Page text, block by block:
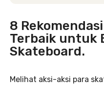
8
Terbaik untuk
Skateboard.
Melihat aksi-aksi para